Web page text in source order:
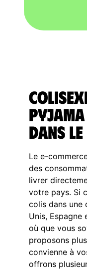
dans
Le e-
des
livrer
votre pays. Si
colis dans une
Unis,
où que vous
proposons
convienne à
offrons